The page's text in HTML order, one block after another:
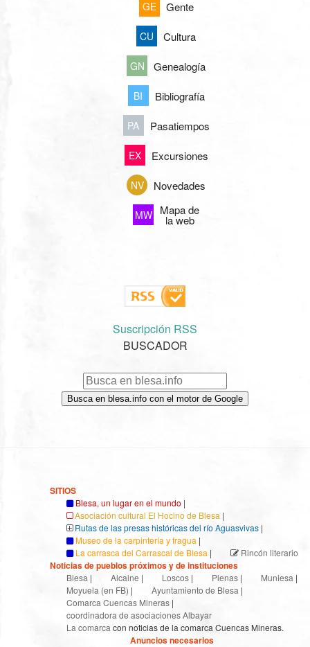
GE Gente
CU Cultura
GN Genealogía
BI Bibliografía
PA Pasatiempos
EX Excursiones
NV Novedades
MW Mapa de
la web
Suscripción RSS
BUSCADOR
Busca en blesa.info con el motor de Google
SITIOS
Blesa, un lugar en el mundo |
Asociación cultural El Hocino de Blesa |
Rutas de las presas históricas del río Aguasvivas |
Museo de la carpintería y fragua |
La carrasca del Carrascal de Blesa | Rincón literario
Noticias de pueblos próximos y de instituciones
Blesa | Alcaine | Loscos | Plenas | Muniesa |
Moyuela (en FB) | Ayuntamiento de Blesa |
Comarca Cuencas Mineras |
coordinadora de asociaciones Albayar
La comarca con noticias de la comarca Cuencas Mineras.
Anuncios necesarios